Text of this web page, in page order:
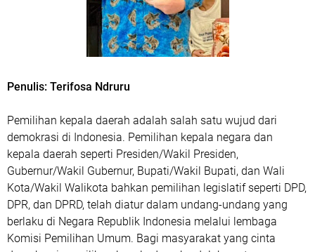
Penulis: Terifosa Ndruru
Pemilihan kepala daerah adalah salah satu wujud dari
demokrasi di Indonesia. Pemilihan kepala negara dan
kepala daerah seperti Presiden/Wakil Presiden,
Gubernur/Wakil Gubernur, Bupati/Wakil Bupati, dan Wali
Kota/Wakil Walikota bahkan pemilihan legislatif seperti DPD,
DPR, dan DPRD, telah diatur dalam undang-undang yang
berlaku di Negara Republik Indonesia melalui lembaga
Komisi Pemilihan Umum. Bagi masyarakat yang cinta